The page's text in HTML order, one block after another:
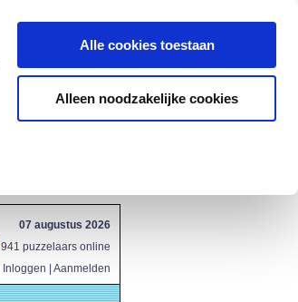
Alle cookies toestaan
Alleen noodzakelijke cookies
07 augustus 2026
941 puzzelaars online
Inloggen Aanmelden